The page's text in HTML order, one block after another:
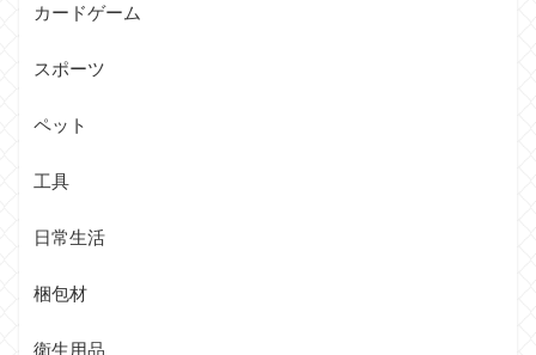
カードゲーム
スポーツ
ペット
工具
日常生活
梱包材
衛生用品